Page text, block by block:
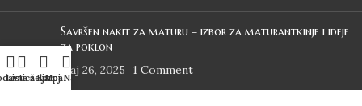
Savršen nakit za maturu – izbor za maturantkinje i ideje
za poklon
maj 26, 2025
1 Comment
Lista željaKorpa
Moj Nalog